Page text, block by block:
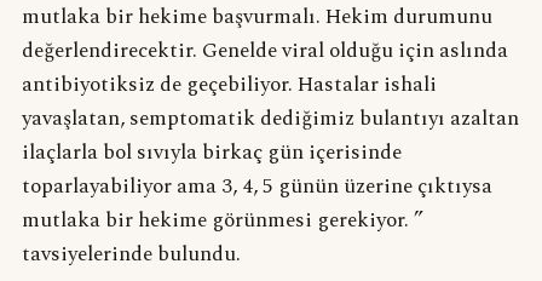
mutlaka bir hekime başvurmalı. Hekim durumunu
değerlendirecektir. Genelde viral olduğu için aslında
antibiyotiksiz de geçebiliyor. Hastalar ishali
yavaşlatan, semptomatik dediğimiz bulantıyı azaltan
ilaçlarla bol sıvıyla birkaç gün içerisinde
toparlayabiliyor ama 3, 4, 5 günün üzerine çıktıysa
mutlaka bir hekime görünmesi gerekiyor. ”
tavsiyelerinde bulundu.